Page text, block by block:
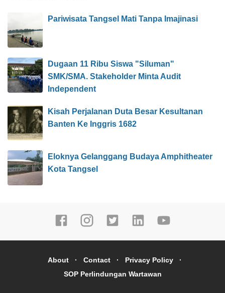
Pariwisata Tangsel Mati Tanpa Imajinasi
Dugaan 11 Ribu Siswa "Siluman"
SMK/SMA. Stakeholder Minta Audit
Independent
Kisah Perjalanan Duta Besar Kesultanan
Banten Ke Inggris 1682
Eloknya Gelanggang Budaya Amphitheater
Kota Tangsel
About Contact
Privacy Policy
SOP Perlindungan Wartawan